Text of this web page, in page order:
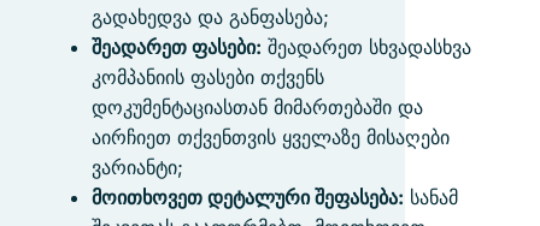
გადახედვა და განფასება;
შეადარეთ ფასები: შეადარეთ სხვადასხვა
კომპანიის ფასები თქვენს
დოკუმენტაციასთან მიმართებაში და
აირჩიეთ თქვენთვის ყველაზე მისაღები
ვარიანტი;
მოითხოვეთ დეტალური შეფასება: სანამ